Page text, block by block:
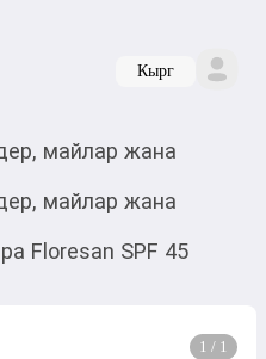
Кырг
майлар жана
майлар жана
Floresan SPF 45
1 / 1